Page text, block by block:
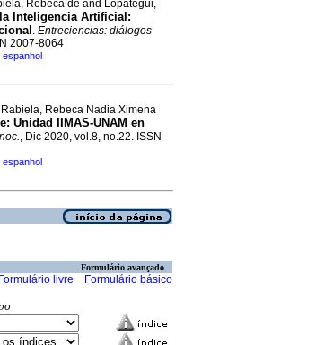
Rebeca de and Lopátegui,
Inteligencia Artificial:
. Entreciencias: diálogos
2007-8064
espanhol
Rebeca Nadia Ximena
Unidad IIMAS-UNAM en
, Dic 2020, vol.8, no.22. ISSN
espanhol
Formulário avançado
Formulário livre Formulário básico